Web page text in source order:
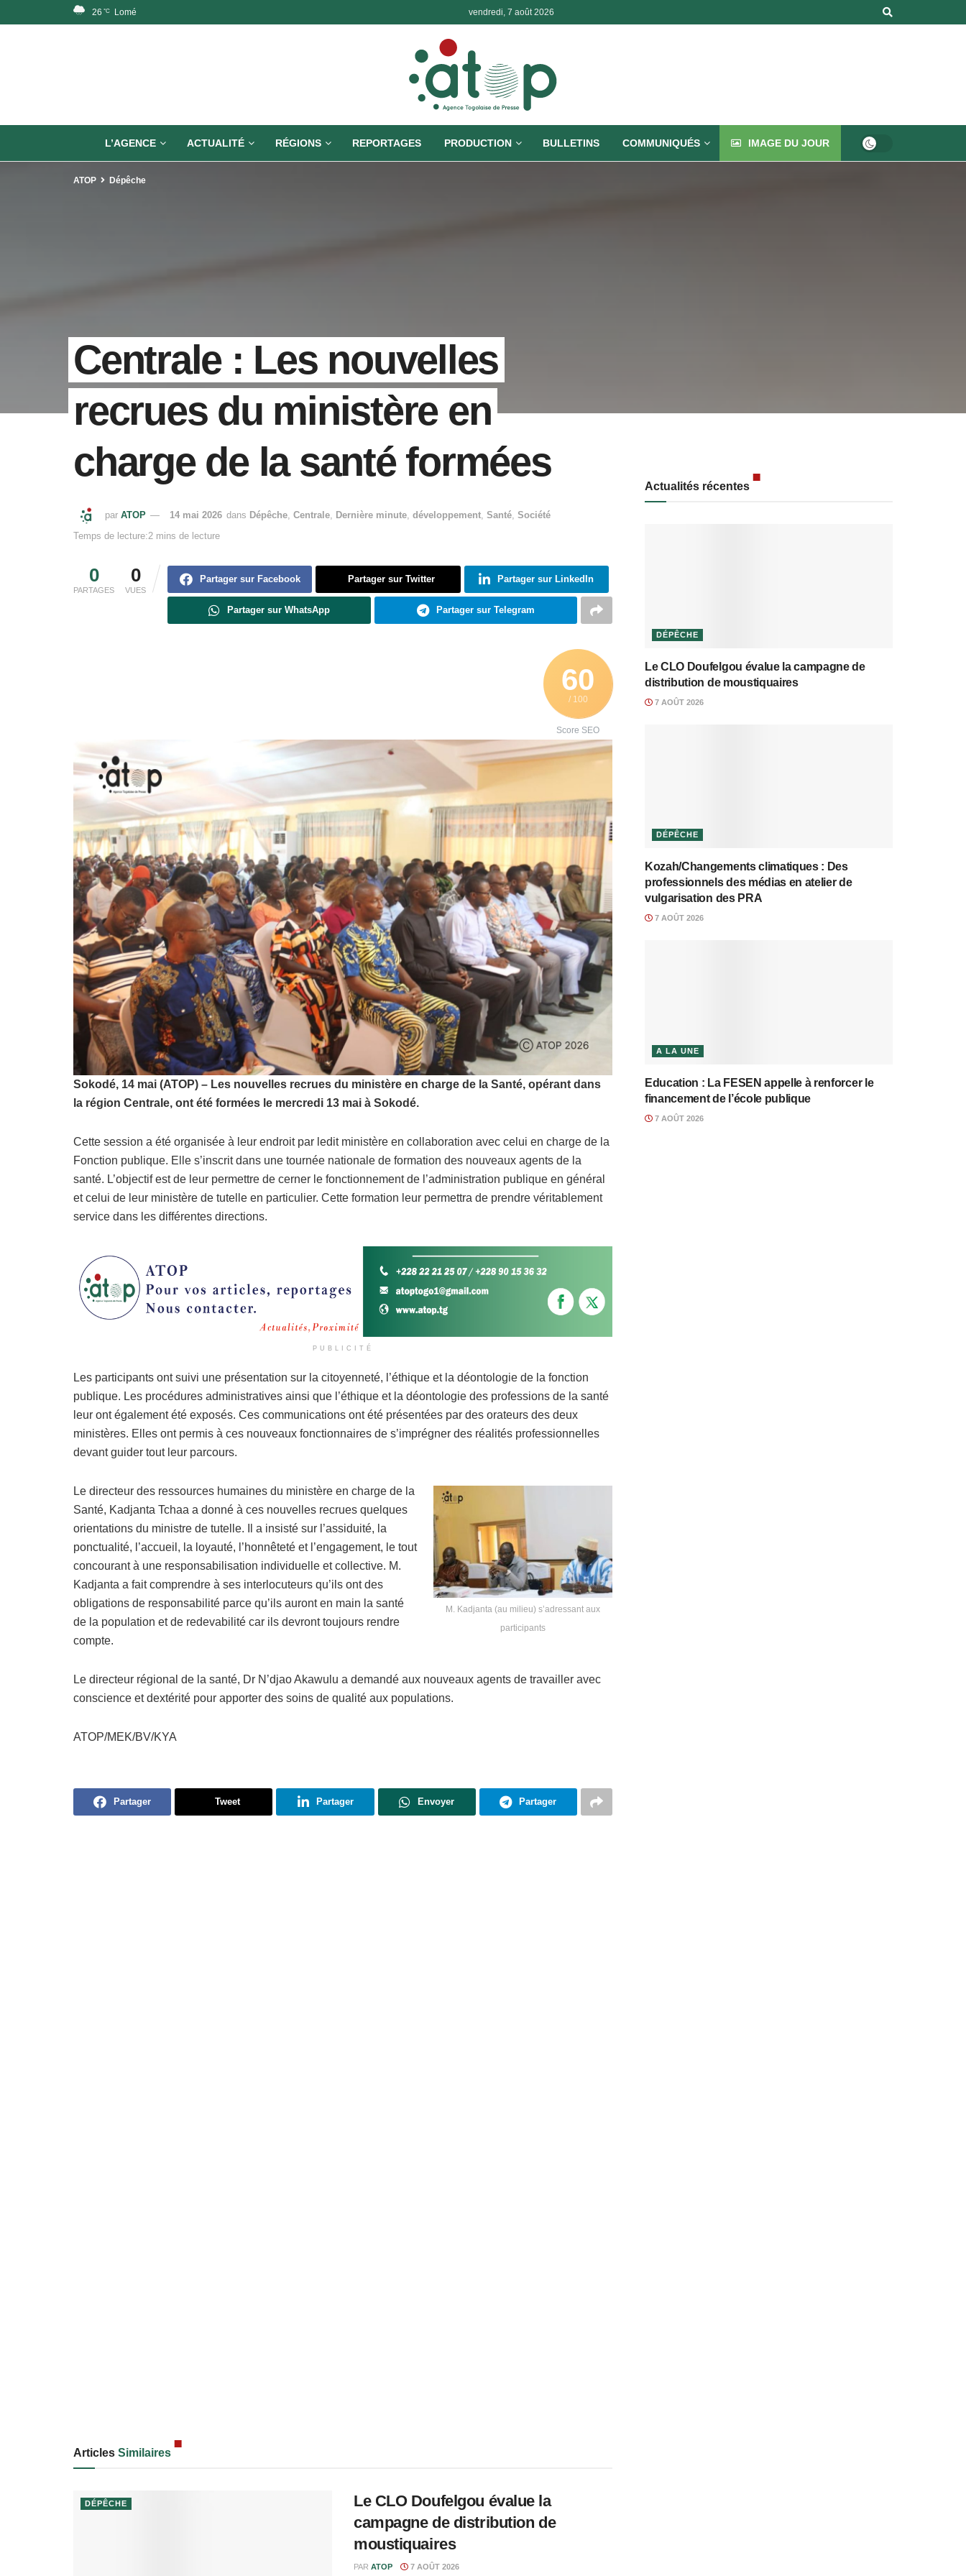
26 °C Lomé vendredi, 7 août 2026
L’AGENCE ACTUALITÉ RÉGIONS REPORTAGES PRODUCTION BULLETINS COMMUNIQUÉS IMAGE DU JOUR
ATOP Dépêche
Centrale : Les nouvelles
recrues du ministère en
charge de la santé formées
par ATOP 14 mai 2026 dans Dépêche, Centrale, Dernière minute, développement, Santé, Société
Temps de lecture:2 mins de lecture
0
PARTAGES
0
VUES
Partager sur Facebook Partager sur Twitter Partager sur LinkedIn
Partager sur WhatsApp Partager sur Telegram
60
/ 100
Score SEO
Sokodé, 14 mai (ATOP) – Les nouvelles recrues du ministère en charge de la Santé, opérant dans
la région Centrale, ont été formées le mercredi 13 mai à Sokodé.
Cette session a été organisée à leur endroit par ledit ministère en collaboration avec celui en charge de la
Fonction publique. Elle s’inscrit dans une tournée nationale de formation des nouveaux agents de la
santé. L’objectif est de leur permettre de cerner le fonctionnement de l’administration publique en général
et celui de leur ministère de tutelle en particulier. Cette formation leur permettra de prendre véritablement
service dans les différentes directions.
PUBLICITÉ
Les participants ont suivi une présentation sur la citoyenneté, l’éthique et la déontologie de la fonction
publique. Les procédures administratives ainsi que l’éthique et la déontologie des professions de la santé
leur ont également été exposés. Ces communications ont été présentées par des orateurs des deux
ministères. Elles ont permis à ces nouveaux fonctionnaires de s’imprégner des réalités professionnelles
devant guider tout leur parcours.
M. Kadjanta (au milieu) s’adressant aux
participants
Le directeur des ressources humaines du ministère en charge de la
Santé, Kadjanta Tchaa a donné à ces nouvelles recrues quelques
orientations du ministre de tutelle. Il a insisté sur l’assiduité, la
ponctualité, l’accueil, la loyauté, l’honnêteté et l’engagement, le tout
concourant à une responsabilisation individuelle et collective. M.
Kadjanta a fait comprendre à ses interlocuteurs qu’ils ont des
obligations de responsabilité parce qu’ils auront en main la santé
de la population et de redevabilité car ils devront toujours rendre
compte.
Le directeur régional de la santé, Dr N’djao Akawulu a demandé aux nouveaux agents de travailler avec
conscience et dextérité pour apporter des soins de qualité aux populations.
ATOP/MEK/BV/KYA
Partager Tweet Partager Envoyer Partager
Articles Similaires
DÉPÊCHE
Le CLO Doufelgou évalue la
campagne de distribution de
moustiquaires
PAR ATOP 7 AOÛT 2026
Actualités récentes
DÉPÊCHE
Le CLO Doufelgou évalue la campagne de
distribution de moustiquaires
7 AOÛT 2026
DÉPÊCHE
Kozah/Changements climatiques : Des
professionnels des médias en atelier de
vulgarisation des PRA
7 AOÛT 2026
A LA UNE
Education : La FESEN appelle à renforcer le
financement de l’école publique
7 AOÛT 2026